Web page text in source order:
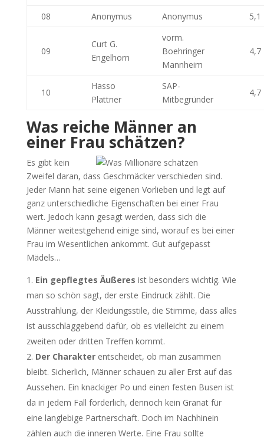
08
Anonymus Anonymus 5,1
09
Curt G.
Engelhorn
vorm.
Boehringer
Mannheim
4,7
10
Hasso
Plattner
SAP-
Mitbegründer
4,7
Was reiche Männer an
einer Frau schätzen?
Es gibt kein
Zweifel daran, dass Geschmäcker verschieden sind.
Jeder Mann hat seine eigenen Vorlieben und legt auf
ganz unterschiedliche Eigenschaften bei einer Frau
wert. Jedoch kann gesagt werden, dass sich die
Männer weitestgehend einige sind, worauf es bei einer
Frau im Wesentlichen ankommt. Gut aufgepasst
Mädels…
Ein gepflegtes Äußeres ist besonders wichtig. Wie
man so schön sagt, der erste Eindruck zählt. Die
Ausstrahlung, der Kleidungsstile, die Stimme, dass alles
ist ausschlaggebend dafür, ob es vielleicht zu einem
zweiten oder dritten Treffen kommt.
Der Charakter entscheidet, ob man zusammen
bleibt. Sicherlich, Männer schauen zu aller Erst auf das
Aussehen. Ein knackiger Po und einen festen Busen ist
da in jedem Fall förderlich, dennoch kein Granat für
eine langlebige Partnerschaft. Doch im Nachhinein
zählen auch die inneren Werte. Eine Frau sollte